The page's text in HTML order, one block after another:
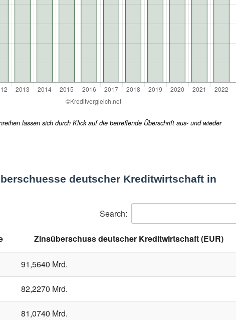
lassen sich durch Klick auf die betreffende Überschrift aus- und wieder
deutscher Kreditwirtschaft in
Search:
Zinsüberschuss deutscher Kreditwirtschaft (EUR)
91,5640 Mrd.
82,2270 Mrd.
81,0740 Mrd.